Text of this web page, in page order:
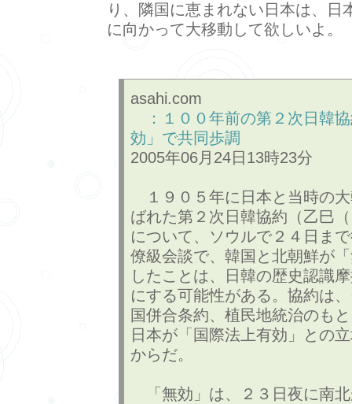
り、隣国に恵まれない日本は、日
に向かって大移動して欲しいよ。
asahi.com
：１００年前の第２次日韓
効」で共同歩調
2005年06月24日13時23分
１９０５年に日本と当時の
ばれた第２次日韓協約（乙巳
について、ソウルで２４日ま
僚級会談で、韓国と北朝鮮が
したことは、日韓の歴史認識
にする可能性がある。協約は
国併合条約、植民地統治のも
日本が「国際法上有効」との
からだ。
「無効」は、２３日夜に南